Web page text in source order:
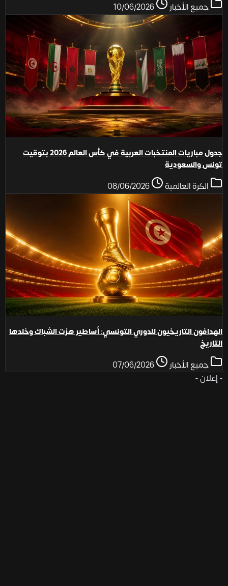
جميع الأخبار
جدول مباريات المنتخبات العربية في كأس العالم 2026 بتوقيت
تونس والسعودية
الكرة العالمية
الهدافون التاريخيون للدوري التونسي: أساطير هزت الشباك وخلدها
التاريخ
جميع الأخبار
- إعلان -